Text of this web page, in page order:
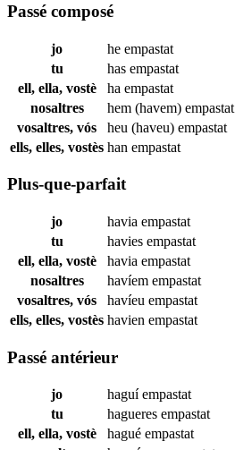
Passé composé
jo he empastat
tu
has empastat
ell, ella, vostè
ha empastat
nosaltres
hem (havem) empastat
vosaltres, vós
heu (haveu) empastat
ells, elles, vostès han empastat
Plus-que-parfait
jo havia empastat
tu
havies empastat
ell, ella, vostè
havia empastat
nosaltres
havíem empastat
vosaltres, vós
havíeu empastat
ells, elles, vostès havien empastat
Passé antérieur
jo haguíempastat
tu
hagueres empastat
ell, ella, vostè
hagué empastat